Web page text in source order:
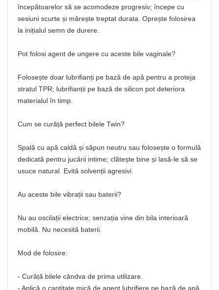
începătoarelor să se acomodeze progresiv; începe cu
sesiuni scurte și mărește treptat durata. Oprește folosirea
la inițialul semn de durere.
Pot folosi agent de ungere cu aceste bile vaginale?
Folosește doar lubrifianți pe bază de apă pentru a proteja
stratul TPR; lubrifianții pe bază de silicon pot deteriora
materialul în timp.
Cum se curăță perfect bilele Twin?
Spală cu apă caldă și săpun neutru sau folosește o formulă
dedicată pentru jucării intime; clătește bine și lasă-le să se
usuce natural. Evită solvenții agresivi.
Au aceste bile vibrații sau baterii?
Nu au oscilații electrice; senzația vine din bila interioară
mobilă. Nu necesită baterii.
Mod de folosire:
- Curăță bilele cândva de prima utilizare.
- Aplică o cantitate mică de agent lubrifiere pe bază de apă